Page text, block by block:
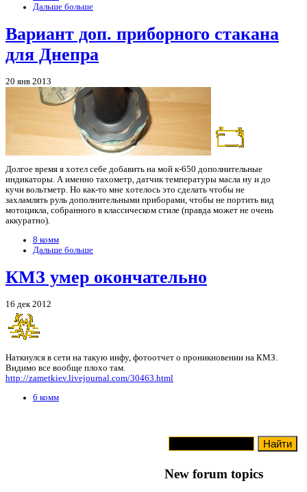
Дальше больше
Вариант доп. приборного стакана
для Днепра
20 янв 2013
Долгое время я хотел себе добавить на мой к-650 дополнительные
индикаторы. А именно тахометр, датчик температуры масла ну и до
кучи вольтметр. Но как-то мне хотелось это сделать чтобы не
захламлять руль дополнительными приборами, чтобы не портить вид
мотоцикла, собранного в классическом стиле (правда может не очень
аккуратно).
8 комм
Дальше больше
КМЗ умер окончательно
16 дек 2012
Наткнулся в сети на такую инфу, фотоотчет о проникновении на КМЗ.
Видимо все вообще плохо там.
http://zametkiev.livejournal.com/30463.html
6 комм
New forum topics